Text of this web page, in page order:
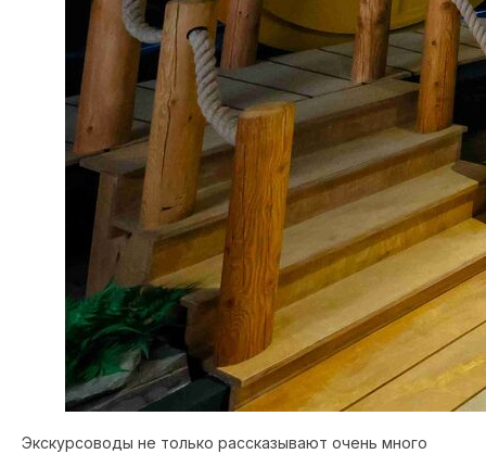
Экскурсоводы не только рассказывают очень много